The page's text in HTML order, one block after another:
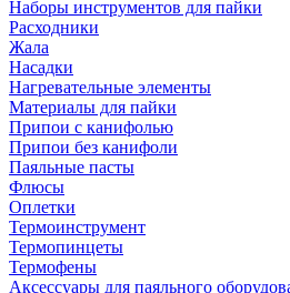
Наборы инструментов для пайки
Расходники
Жала
Насадки
Нагревательные элементы
Материалы для пайки
Припои с канифолью
Припои без канифоли
Паяльные пасты
Флюсы
Оплетки
Термоинструмент
Термопинцеты
Термофены
Аксессуары для паяльного